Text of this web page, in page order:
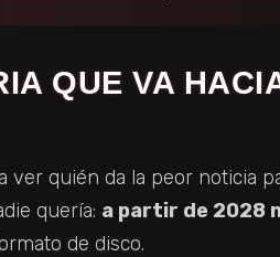
QUE VA
ver quién da la peor noticia
quería: a partir de 2028
de disco.